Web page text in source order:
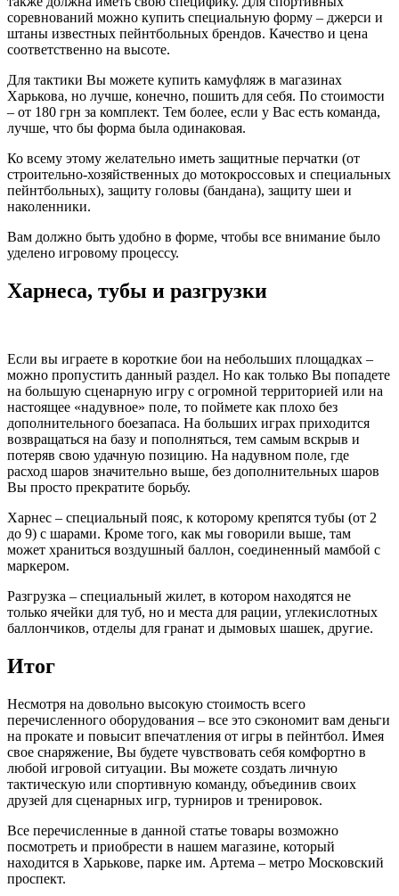
соревнований можно купить специальную форму – джерси и
штаны известных пейнтбольных брендов. Качество и цена
соответственно на высоте.
Для тактики Вы можете купить камуфляж в магазинах
Харькова, но лучше, конечно, пошить для себя. По стоимости
– от 180 грн за комплект. Тем более, если у Вас есть команда,
лучше, что бы форма была одинаковая.
Ко всему этому желательно иметь защитные перчатки (от
строительно-хозяйственных до мотокроссовых и специальных
пейнтбольных), защиту головы (бандана), защиту шеи и
наколенники.
Вам должно быть удобно в форме, чтобы все внимание было
уделено игровому процессу.
Харнеса, тубы и разгрузки
Если вы играете в короткие бои на небольших площадках –
можно пропустить данный раздел. Но как только Вы попадете
на большую сценарную игру с огромной территорией или на
настоящее «надувное» поле, то поймете как плохо без
дополнительного боезапаса. На больших играх приходится
возвращаться на базу и пополняться, тем самым вскрыв и
потеряв свою удачную позицию. На надувном поле, где
расход шаров значительно выше, без дополнительных шаров
Вы просто прекратите борьбу.
Харнес – специальный пояс, к которому крепятся тубы (от 2
до 9) с шарами. Кроме того, как мы говорили выше, там
может храниться воздушный баллон, соединенный мамбой с
маркером.
Разгрузка – специальный жилет, в котором находятся не
только ячейки для туб, но и места для рации, углекислотных
баллончиков, отделы для гранат и дымовых шашек, другие.
Итог
Несмотря на довольно высокую стоимость всего
перечисленного оборудования – все это сэкономит вам деньги
на прокате и повысит впечатления от игры в пейнтбол. Имея
свое снаряжение, Вы будете чувствовать себя комфортно в
любой игровой ситуации. Вы можете создать личную
тактическую или спортивную команду, объединив своих
друзей для сценарных игр, турниров и тренировок.
Все перечисленные в данной статье товары возможно
посмотреть и приобрести в нашем магазине, который
находится в Харькове, парке им. Артема – метро Московский
проспект.